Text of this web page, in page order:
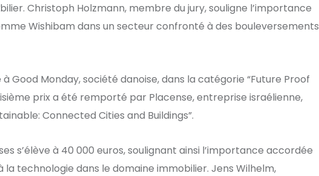
Christoph Holzmann, membre du jury, souligne l’importance
Wishibam dans un secteur confronté à des bouleversements
Good Monday, société danoise, dans la catégorie “Future Proof
prix a été remporté par Placense, entreprise israélienne,
Connected Cities and Buildings”.
s’élève à 40 000 euros, soulignant ainsi l’importance accordée
la technologie dans le domaine immobilier. Jens Wilhelm,